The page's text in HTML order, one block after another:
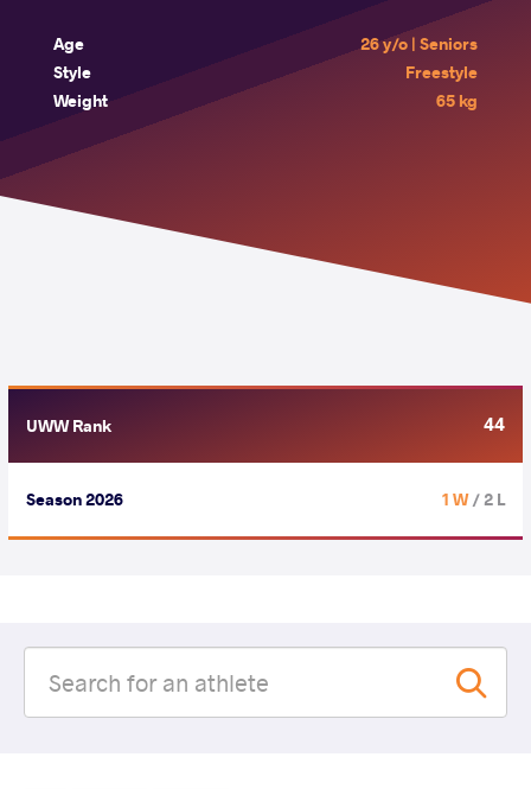
Age
26 y/o | Seniors
Style
Freestyle
Weight
65 kg
UWW Rank 44
Season 2026 1 W/ 2 L